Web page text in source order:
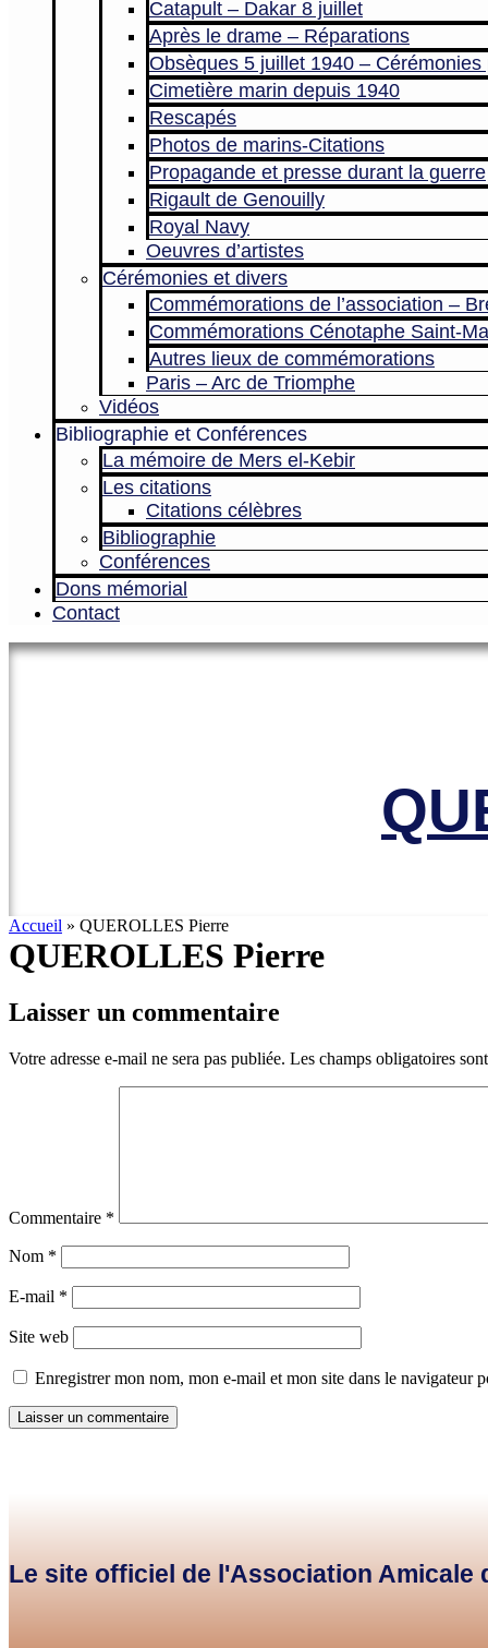
Catapult – Dakar 8 juillet
Après le drame – Réparations
Obsèques 5 juillet 1940 –
Cimetière marin depuis 1940
Rescapés
Photos de marins-Citations
Propagande et presse durant la guerre
Rigault de Genouilly
Royal Navy
Oeuvres d’artistes
Cérémonies et divers
Commémorations de l’association –
Commémorations Cénotaphe Saint-
Autres lieux de commémorations
Paris – Arc de Triomphe
Vidéos
Bibliographie et Conférences
La mémoire de Mers el-Kebir
Les citations
Citations célèbres
Bibliographie
Conférences
Dons mémorial
Contact
Accueil » QUEROLLES Pierre
QUEROLLES Pierre
Laisser un commentaire
Votre adresse e-mail ne sera pas publiée. Les champs obligatoires
Commentaire *
Nom *
E-mail *
Site web
Enregistrer mon nom, mon e-mail et mon site dans le navigateur
Le site officiel de l'Association Amicale